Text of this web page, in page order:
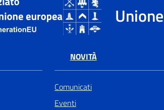
NOVITÀ
Comunicati
Eventi